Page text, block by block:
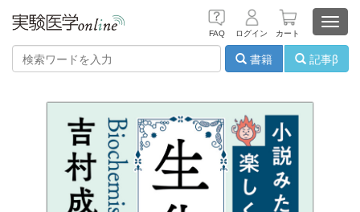
FAQ ログイン カート
書籍
記事β